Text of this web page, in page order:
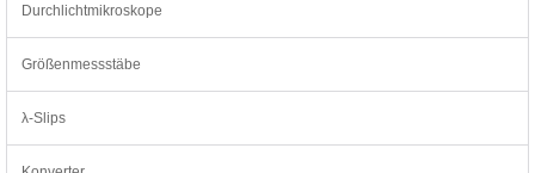
Durchlichtmikroskope
Größenmessstäbe
λ-Slips